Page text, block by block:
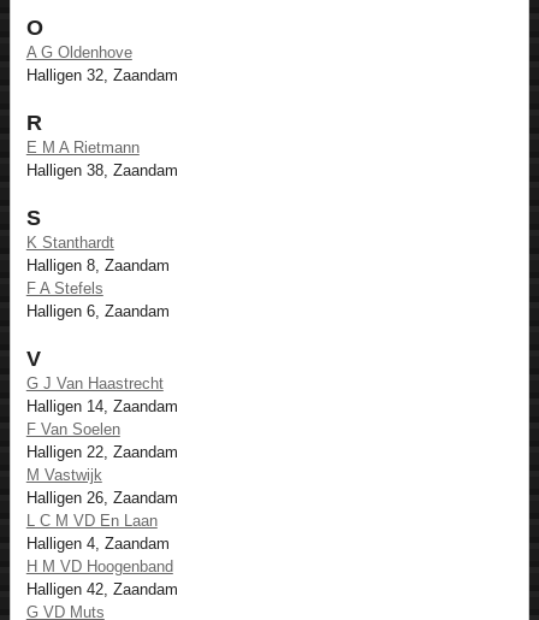
O
A G Oldenhove
Halligen 32, Zaandam
R
E M A Rietmann
Halligen 38, Zaandam
S
K Stanthardt
Halligen 8, Zaandam
F A Stefels
Halligen 6, Zaandam
V
G J Van Haastrecht
Halligen 14, Zaandam
F Van Soelen
Halligen 22, Zaandam
M Vastwijk
Halligen 26, Zaandam
L C M VD En Laan
Halligen 4, Zaandam
H M VD Hoogenband
Halligen 42, Zaandam
G VD Muts